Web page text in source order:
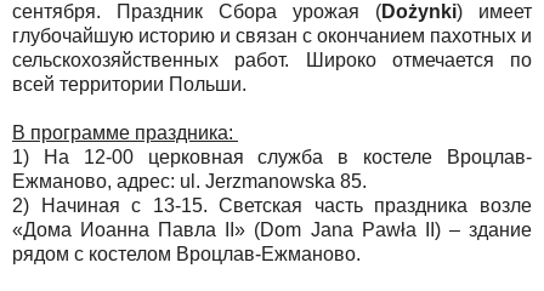
сентября. Праздник Сбора урожая (Dożynki) имеет
глубочайшую историю и связан с окончанием пахотных и
сельскохозяйственных работ. Широко отмечается по
всей территории Польши.
В программе праздника:
1)
На 12-00 церковная служба в костеле Вроцлав-
Ежманово, адрес: ul. Jerzmanowska 85.
2)
Начиная с 13-15. Светская часть праздника возле
«Дома Иоанна Павла II» (Dom Jana Pawła II) – здание
рядом с костелом Вроцлав-Ежманово.